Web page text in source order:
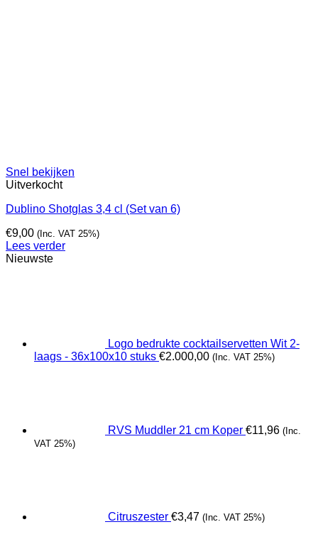
Snel bekijken
Uitverkocht
Dublino Shotglas 3,4 cl (Set van 6)
€9,00 (Inc. VAT 25%)
Lees verder
Nieuwste
Logo bedrukte cocktailservetten Wit 2-
laags - 36x100x10 stuks €2.000,00 (Inc. VAT 25%)
RVS Muddler 21 cm Koper €11,96 (Inc.
VAT 25%)
Citruszester €3,47 (Inc. VAT 25%)